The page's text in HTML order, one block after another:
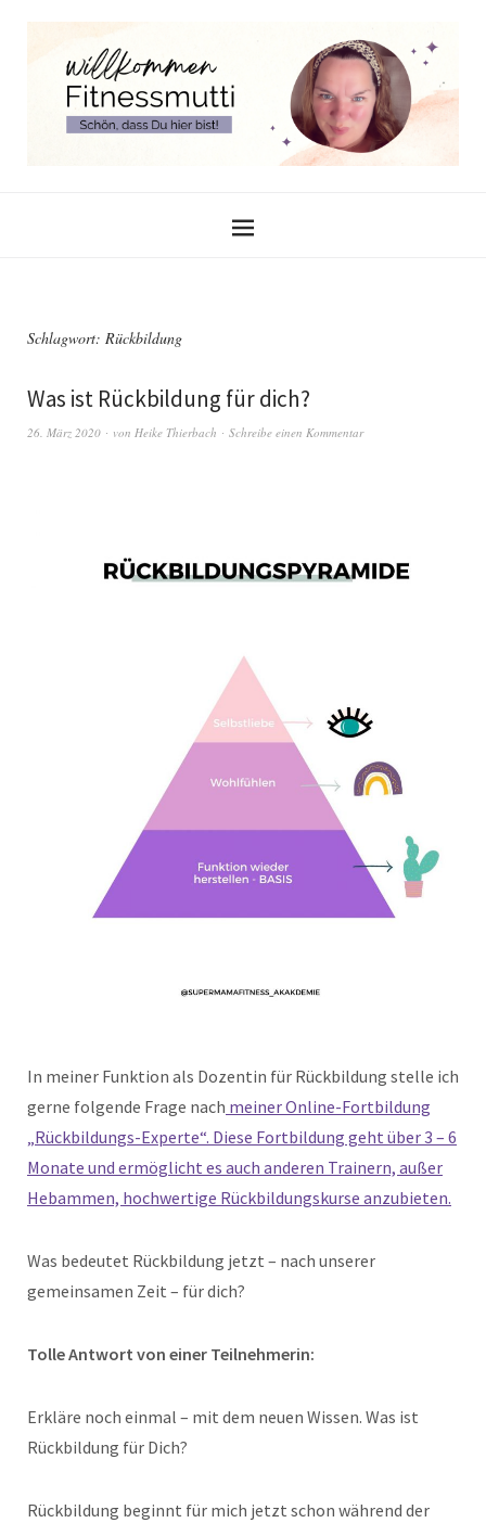
Schlagwort: Rückbildung
Was ist Rückbildung für dich?
26. März 2020 von Heike Thierbach Schreibe einen Kommentar
In meiner Funktion als Dozentin für Rückbildung stelle ich
gerne folgende Frage nach meiner Online-Fortbildung
„Rückbildungs-Experte“. Diese Fortbildung geht über 3 – 6
Monate und ermöglicht es auch anderen Trainern, außer
Hebammen, hochwertige Rückbildungskurse anzubieten.
Was bedeutet Rückbildung jetzt – nach unserer
gemeinsamen Zeit – für dich?
Tolle Antwort von einer Teilnehmerin:
Erkläre noch einmal – mit dem neuen Wissen. Was ist
Rückbildung für Dich?
Rückbildung beginnt für mich jetzt schon während der